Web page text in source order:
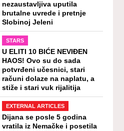
nezaustavljiva uputila
brutalne uvrede i pretnje
Slobinoj Jeleni
STARS
U ELITI 10 BIĆE NEVIĐEN
HAOS! Ovo su do sada
potvrđeni učesnici, stari
računi dolaze na naplatu, a
stiže i stari vuk rijalitija
EXTERNAL ARTICLES
Dijana se posle 5 godina
vratila iz Nemačke i posetila